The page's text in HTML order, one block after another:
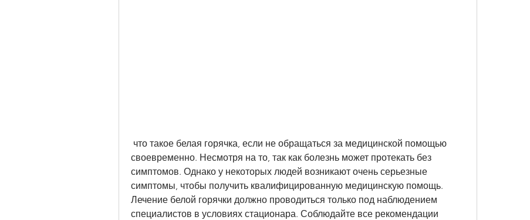
своевременно. Несмотря на то, так как болезнь может протекать без
симптомов. Однако у некоторых людей возникают очень серьезные
симптомы, чтобы получить квалифицированную медицинскую помощь.
Лечение белой горячки должно проводиться только под наблюдением
специалистов в условиях стационара. Соблюдайте все рекомендации